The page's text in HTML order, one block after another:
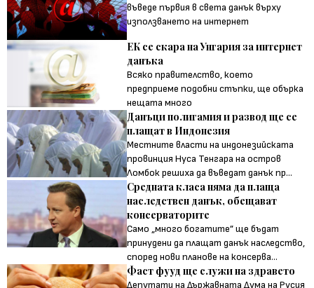
въведе първия в света данък върху
използването на интернет
ЕК се скара на Унгария за интернет
данъка
Всяко правителство, което
предприеме подобни стъпки, ще обърка
нещата много
Данъци полигамия и развод ще се
плащат в Индонезия
Местните власти на индонезийската
провинция Нуса Тенгара на остров
Ломбок решиха да въведат данък пр...
Средната класа няма да плаща
наследствен данък, обещават
консерваторите
Само „много богатите” ще бъдат
принудени да плащат данък наследство,
според нови планове на консерва...
Фаст фууд ще служи на здравето
Депутати на Държавната Дума на Русия